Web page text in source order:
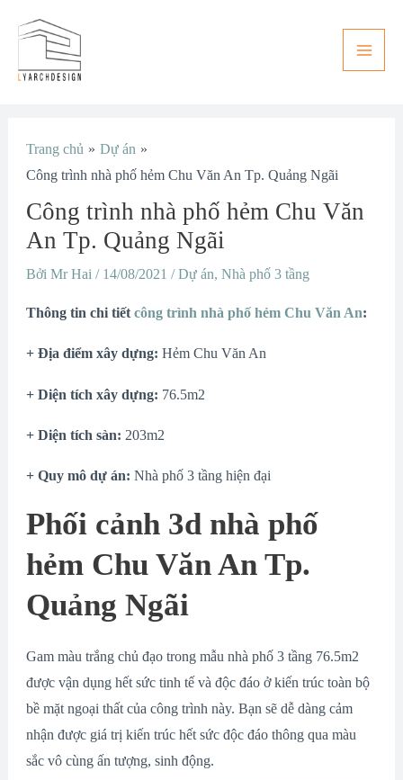
Trang chủ
Dự án
Công trình nhà phố hẻm Chu Văn An Tp. Quảng Ngãi
Công trình nhà phố hẻm Chu Văn
An Tp. Quảng Ngãi
Bởi Mr Hai / 14/08/2021 /Dự án, Nhà phố 3 tầng
Thông tin chi tiếtcông trình nhà phố hẻm Chu Văn An:
+ Địa điểm xây dựng: Hẻm Chu Văn An
+ Diện tích xây dựng: 76.5m2
+ Diện tích sàn: 203m2
+ Quy mô dự án: Nhà phố 3 tầng hiện đại
Phối cảnh 3d nhà phố
hẻm Chu Văn An Tp.
Quảng Ngãi
Gam màu trắng chủ đạo trong mẫu nhà phố 3 tầng 76.5m2
được vận dụng hết sức tinh tế và độc đáo ở kiến trúc toàn bộ
bề mặt ngoại thất của công trình này. Bạn sẽ dễ dàng cảm
nhận được giá trị kiến trúc hết sức độc đáo thông qua màu
sắc vô cùng ấn tượng, sinh động.
hướng
viết